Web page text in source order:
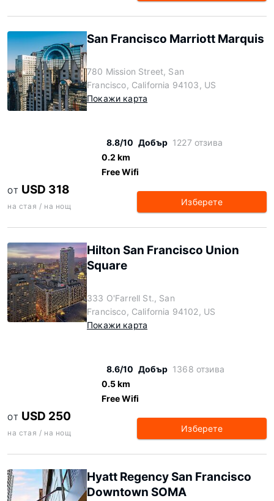
San Francisco Marriott Marquis
780 Mission Street, San
Francisco, California 94103, US
Покажи карта
8.8/10 Добър 1227 отзива
0.2 km
Free Wifi
ОТ USD 318
на стая / на нощ Изберете
Hilton San Francisco Union
Square
333 O'Farrell St., San
Francisco, California 94102, US
Покажи карта
8.6/10 Добър 1368 отзива
0.5 km
Free Wifi
ОТ USD 250
на стая / на нощ Изберете
Hyatt Regency San Francisco
Downtown SOMA